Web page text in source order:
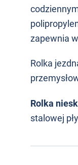
zapewnia
Rolka
Rolka
stalowej